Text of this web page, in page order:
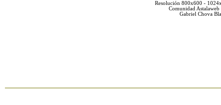
Resolución 800x600 -
Comunidad
Gabriel Chova